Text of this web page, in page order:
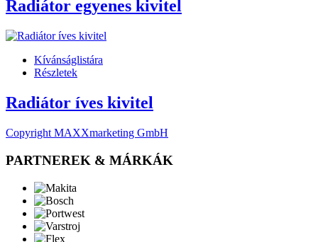
Radiátor egyenes kivitel
Kívánságlistára
Részletek
Radiátor íves kivitel
Copyright MAXXmarketing GmbH
PARTNEREK & MÁRKÁK